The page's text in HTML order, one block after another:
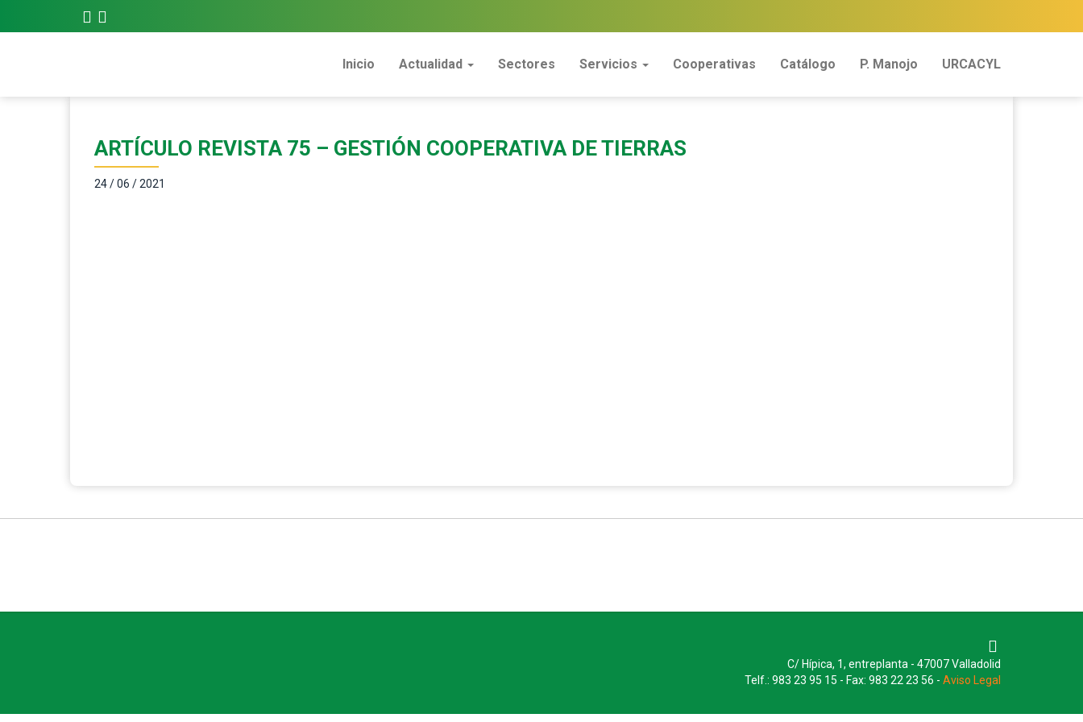
Inicio Actualidad Sectores Servicios Cooperativas Catálogo P. Manojo URCACYL
ARTÍCULO REVISTA 75 – GESTIÓN COOPERATIVA DE TIERRAS
24 / 06 / 2021
C/ Hípica, 1, entreplanta - 47007 Valladolid
Telf.: 983 23 95 15 - Fax: 983 22 23 56 - Aviso Legal